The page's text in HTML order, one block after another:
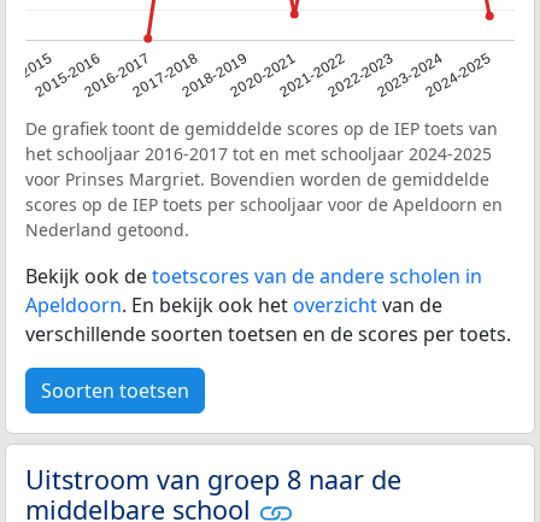
2015
2015-20162016-20172017-20182018-20192020-20212021-20222022-20232023-20242024-2025
De grafiek toont de gemiddelde scores op de IEP toets van
het schooljaar 2016-2017 tot en met schooljaar 2024-2025
voor Prinses Margriet. Bovendien worden de gemiddelde
scores op de IEP toets per schooljaar voor de Apeldoorn en
Nederland getoond.
Bekijk ook detoetscores van de andere scholen in
Apeldoorn. En bekijk ook hetoverzichtvan de
verschillende soorten toetsen en de scores per toets.
Soorten toetsen
Uitstroom van groep 8 naar de
middelbare school